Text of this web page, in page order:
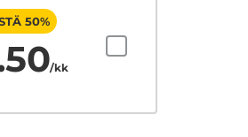
50%
/kk